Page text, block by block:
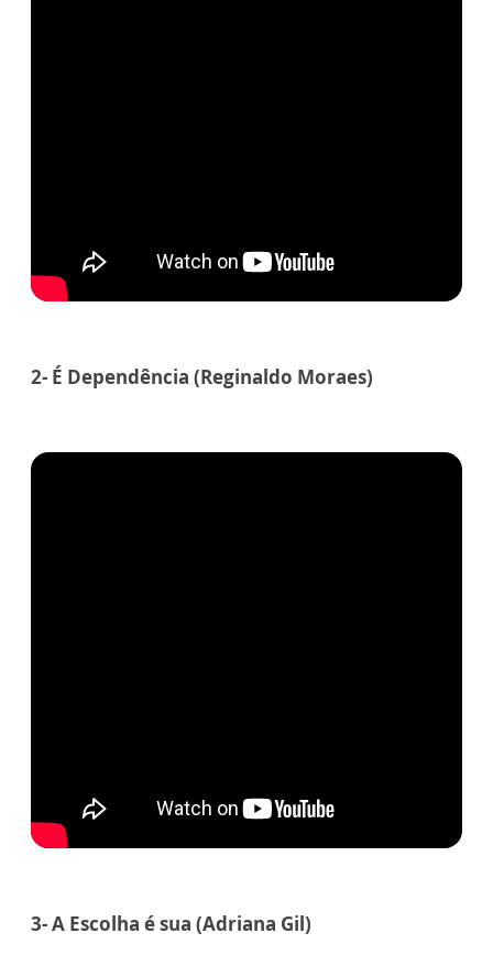
2- É Dependência (Reginaldo Moraes)
3- A Escolha é sua (Adriana Gil)